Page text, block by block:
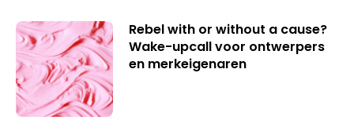
Rebel with or without a cause?
Wake-upcall voor ontwerpers
en merkeigenaren